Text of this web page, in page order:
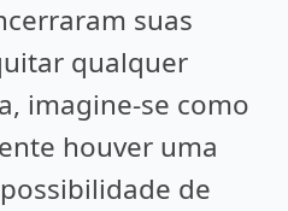
suas
qualquer
imagine-se como
houver uma
de